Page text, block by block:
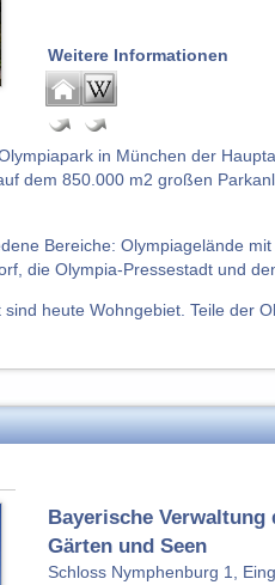
in München der
dem 850.000 m2 großen
Bereiche: Olympiagelände mit
die Olympia-Pressestadt und
heute Wohngebiet. Teile der
Weitere Informationen
Bayerische
Gärten und Seen
Schloss Nymphenburg 1,